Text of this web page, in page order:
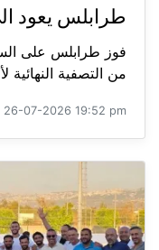
طرابلس يعود
من التصفية
26-07-2026 19:52 pm